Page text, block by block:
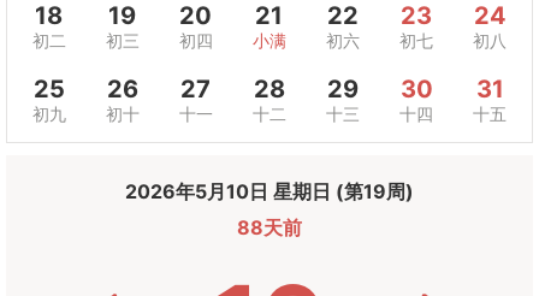
18
初二
19
初三
20
初四
21
小满
22
初六
23
初七
24
初八
25
初九
26
初十
27
十一
28
十二
29
十三
30
十四
31
十五
2026年5月10日 星期日 (第19周)
88天前